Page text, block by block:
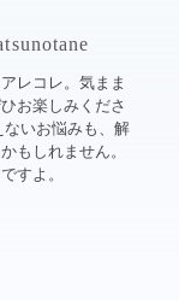
レコレ。気まま
お楽しみくださ
ないお悩みも、解
もしれません。
すよ。